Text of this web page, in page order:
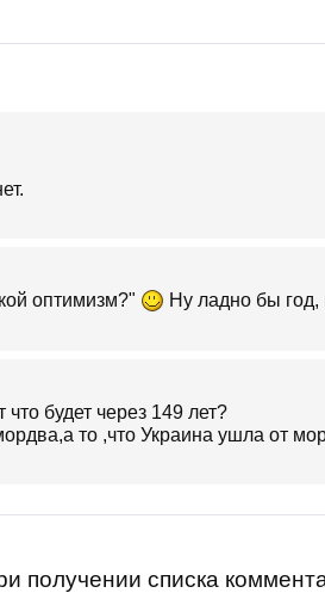
оптимизм?"
Ну ладно бы год,
будет через 149 лет?
то ,что Украина ушла от
получении списка